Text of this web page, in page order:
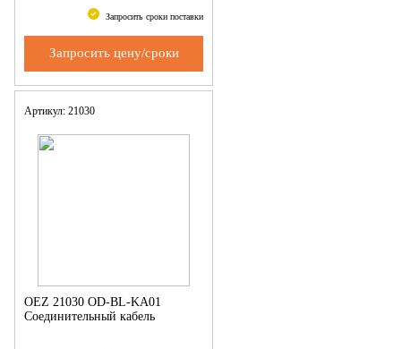
Запросить сроки поставки
Запросить цену/сроки
Артикул: 21030
OEZ 21030 OD-BL-KA01
Соединительный кабель